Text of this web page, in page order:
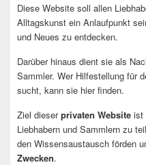
Diese Website soll allen
Alltagskunst ein Anlaufpunkt
und Neues zu entdecken.
Darüber hinaus dient sie als
Sammler. Wer Hilfestellung für
sucht, kann sie hier finden.
Ziel dieserprivaten Website ist
Liebhabern und Sammlern zu
den Wissensaustausch förden
Zwecken.